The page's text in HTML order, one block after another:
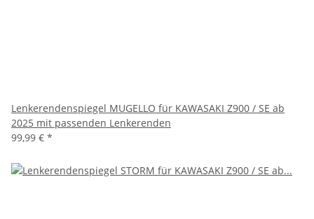
Lenkerendenspiegel MUGELLO für KAWASAKI Z900 / SE ab
2025 mit passenden Lenkerenden
99,99 € *